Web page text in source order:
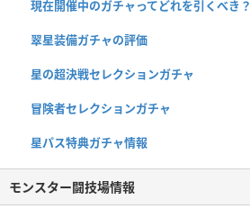
現在開催中のガチャってどれを引くべき？
翠星装備ガチャの評価
星の超決戦セレクションガチャ
冒険者セレクションガチャ
星パス特典ガチャ情報
モンスター闘技場情報